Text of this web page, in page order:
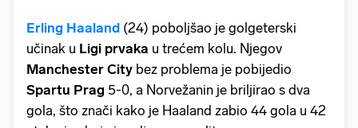
Erling Haaland (24) poboljšao je golgeterski
učinak u Ligi prvaka u trećem kolu. Njegov
Manchester City bez problema je pobijedio
Spartu Prag 5-0, a Norvežanin je briljirao s dva
gola, što znači kako je Haaland zabio 44 gola u 42